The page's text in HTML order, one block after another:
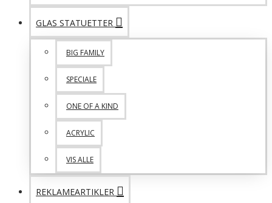
GLAS STATUETTER
BIG FAMILY
SPECIALE
ONE OF A KIND
ACRYLIC
VIS ALLE
REKLAMEARTIKLER